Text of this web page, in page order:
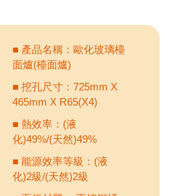
■ 產品名稱：歐化玻璃檯
面爐(檯面爐)
■ 挖孔尺寸：725mm X
465mm X R65(X4)
■ 熱效率：(液
化)49%/(天然)49%
■ 能源效率等級：(液
化)2級/(天然)2級